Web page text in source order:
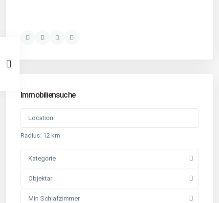
Immobiliensuche
Radius: 12 km
Kategorie
Objektar
Min Schlafzimmer